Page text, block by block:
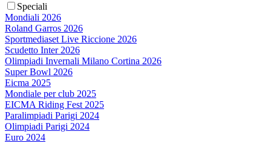
Speciali
Mondiali 2026
Roland Garros 2026
Sportmediaset Live Riccione 2026
Scudetto Inter 2026
Olimpiadi Invernali Milano Cortina 2026
Super Bowl 2026
Eicma 2025
Mondiale per club 2025
EICMA Riding Fest 2025
Paralimpiadi Parigi 2024
Olimpiadi Parigi 2024
Euro 2024